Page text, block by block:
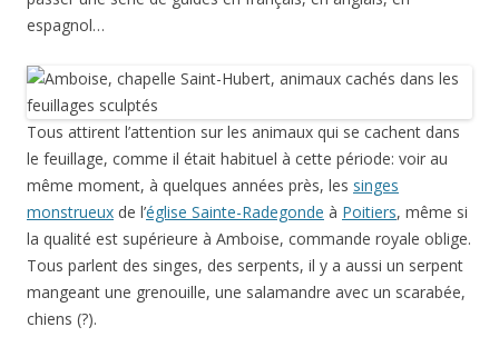
espagnol…
Tous attirent l’attention sur les animaux qui se cachent dans
le feuillage, comme il était habituel à cette période: voir au
même moment, à quelques années près, les singes
monstrueux de l’église Sainte-Radegonde à Poitiers, même si
la qualité est supérieure à Amboise, commande royale oblige.
Tous parlent des singes, des serpents, il y a aussi un serpent
mangeant une grenouille, une salamandre avec un scarabée,
chiens (?).